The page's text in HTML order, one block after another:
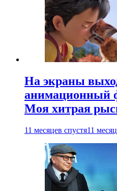
На экраны
анимационный
Моя хитрая
11 месяцев спустя11